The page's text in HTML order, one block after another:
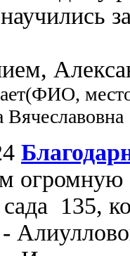
Вячеславовна
огромную
сада 135,